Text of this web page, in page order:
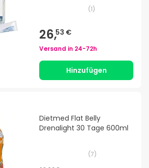
(1)
26,53 €
Versand in 24-72h
Hinzufügen
Dietmed Flat Belly
Drenalight 30 Tage 600ml
(7)